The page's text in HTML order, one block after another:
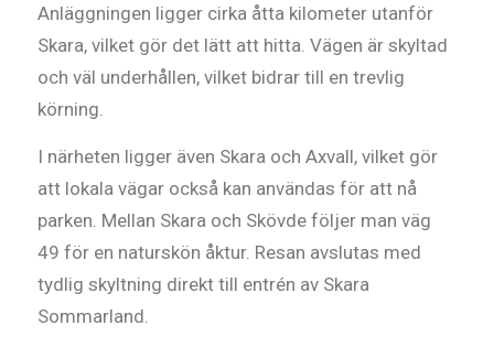
Anläggningen ligger cirka åtta kilometer utanför
Skara, vilket gör det lätt att hitta. Vägen är skyltad
och väl underhållen, vilket bidrar till en trevlig
körning.
I närheten ligger även Skara och Axvall, vilket gör
att lokala vägar också kan användas för att nå
parken. Mellan Skara och Skövde följer man väg
49 för en naturskön åktur. Resan avslutas med
tydlig skyltning direkt till entrén av Skara
Sommarland.